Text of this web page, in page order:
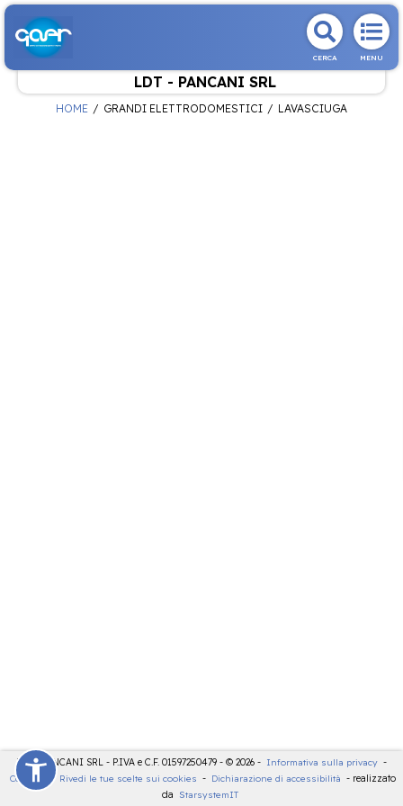
CERCA MENU
LDT - PANCANI SRL
HOME GRANDI ELETTRODOMESTICI LAVASCIUGA
LDT - PANCANI SRL - P.IVA e C.F. 01597250479 - © 2026 - Informativa sulla privacy -
Cookies
- Rivedi le tue scelte sui cookies - Dichiarazione di accessibilità - realizzato
da
StarsystemIT